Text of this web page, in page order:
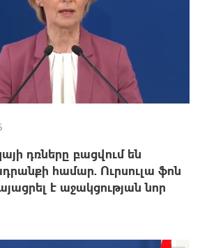
դռները բացվում են
համար. Ուրսուլա ֆոն
է աջակցության նոր